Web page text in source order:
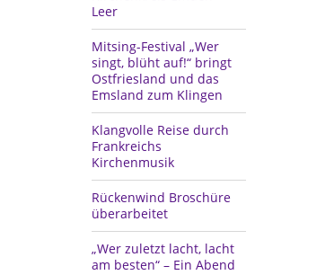
Leer
Mitsing-Festival „Wer
singt, blüht auf!“ bringt
Ostfriesland und das
Emsland zum Klingen
Klangvolle Reise durch
Frankreichs
Kirchenmusik
Rückenwind Broschüre
überarbeitet
„Wer zuletzt lacht, lacht
am besten“ – Ein Abend